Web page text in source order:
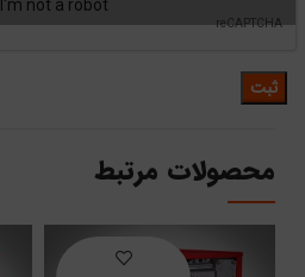
محصولات مرتبط